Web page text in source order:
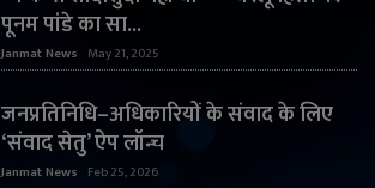
पूनम पांडे का सा...
Janmat News May 21, 2025
जनप्रतिनिधि–अधिकारियों के संवाद के लिए
‘संवाद सेतु’ ऐप लॉन्च
Janmat News Feb 25, 2026